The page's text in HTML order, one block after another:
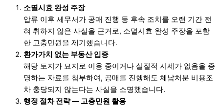
소멸시효 완성 주장
압류 이후 세무서가 공매 진행 등 후속 조치를 오랜 기간 전
혀 취하지 않은 사실을 근거로, 소멸시효 완성 주장을 포함
한 고충민원을 제기했습니다.
환가가치 없는 부동산 입증
해당 토지가 묘지로 이용 중이거나 실질적 시세가 없음을 증
명하는 자료를 첨부하여, 공매를 진행해도 체납처분 비용조
차 충당되지 않는다는 사실을 소명했습니다.
행정 절차 전략 — 고충민원 활용